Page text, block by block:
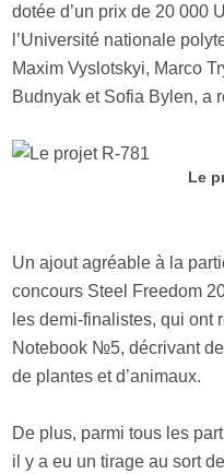
dotée d’un prix de 20 000
l’Université nationale
Maxim Vyslotskyi, Marco
Budnyak et Sofia Bylen, a
Le
Un ajout agréable à la
concours Steel Freedom
les demi-finalistes, qui ont
Notebook №5, décrivant
de plantes et d’animaux.
De plus, parmi tous les
il y a eu un tirage au sort